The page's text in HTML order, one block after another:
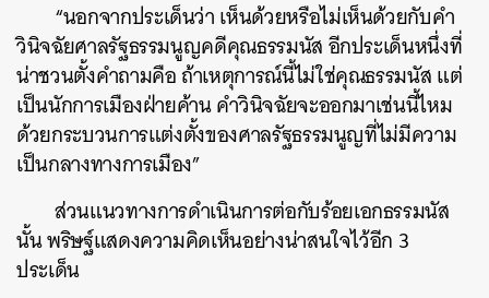
“นอกจากประเด็นว่า เห็นด้วยหรือไม่เห็นด้วยกับคำ
วินิจฉัยศาลรัฐธรรมนูญคดีคุณธรรมนัส อีกประเด็นหนึ่งที่
น่าชวนตั้งคำถามคือ ถ้าเหตุการณ์นี้ไม่ใช่คุณธรรมนัส แต่
เป็นนักการเมืองฝ่ายค้าน คำวินิจฉัยจะออกมาเช่นนี้ไหม
ด้วยกระบวนการแต่งตั้งของศาลรัฐธรรมนูญที่ไม่มีความ
เป็นกลางทางการเมือง”
ส่วนแนวทางการดำเนินการต่อกับร้อยเอกธรรมนัส
นั้น พริษฐ์แสดงความคิดเห็นอย่างน่าสนใจไว้อีก 3
ประเด็น